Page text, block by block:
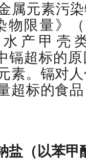
属元素污
物限量》（
产甲壳
镉超标的
素。镉对
超标的食
盐（以苯甲